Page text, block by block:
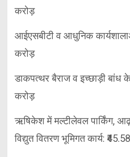
करोड़
आईएसबीटी व आधुनिक
करोड़
डाकपत्थर बैराज व इच्छाड़ी बांध के
करोड़
ऋषिकेश में मल्टीलेवल पार्किंग,
विद्युत वितरण भूमिगत कार्य: